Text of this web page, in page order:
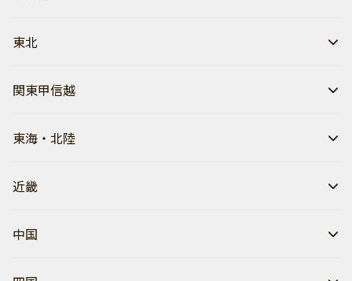
東北
関東甲信越
東海・北陸
近畿
中国